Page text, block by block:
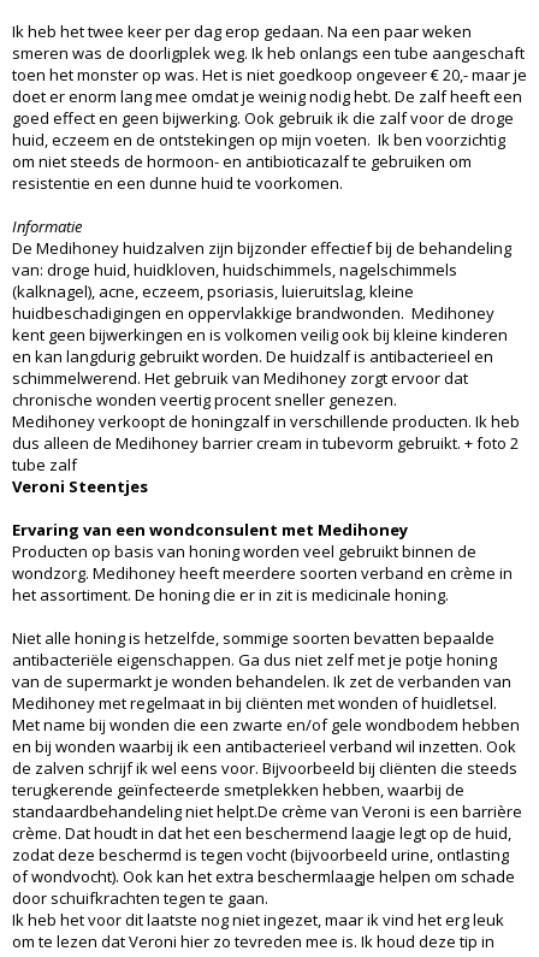
Ik heb het twee keer per dag erop gedaan. Na een paar weken
smeren was de doorligplek weg. Ik heb onlangs een tube aangeschaft
toen het monster op was. Het is niet goedkoop ongeveer € 20,- maar je
doet er enorm lang mee omdat je weinig nodig hebt. De zalf heeft een
goed effect en geen bijwerking. Ook gebruik ik die zalf voor de droge
huid, eczeem en de ontstekingen op mijn voeten. Ik ben voorzichtig
om niet steeds de hormoon- en antibioticazalf te gebruiken om
resistentie en een dunne huid te voorkomen.
Informatie
De Medihoney huidzalven zijn bijzonder effectief bij de behandeling
van: droge huid, huidkloven, huidschimmels, nagelschimmels
(kalknagel), acne, eczeem, psoriasis, luieruitslag, kleine
huidbeschadigingen en oppervlakkige brandwonden. Medihoney
kent geen bijwerkingen en is volkomen veilig ook bij kleine kinderen
en kan langdurig gebruikt worden. De huidzalf is antibacterieel en
schimmelwerend. Het gebruik van Medihoney zorgt ervoor dat
chronische wonden veertig procent sneller genezen.
Medihoney verkoopt de honingzalf in verschillende producten. Ik heb
dus alleen de Medihoney barrier cream in tubevorm gebruikt. + foto 2
tube zalf
Veroni Steentjes
Ervaring van een wondconsulent met Medihoney
Producten op basis van honing worden veel gebruikt binnen de
wondzorg. Medihoney heeft meerdere soorten verband en crème in
het assortiment. De honing die er in zit is medicinale honing.
Niet alle honing is hetzelfde, sommige soorten bevatten bepaalde
antibacteriële eigenschappen. Ga dus niet zelf met je potje honing
van de supermarkt je wonden behandelen. Ik zet de verbanden van
Medihoney met regelmaat in bij cliënten met wonden of huidletsel.
Met name bij wonden die een zwarte en/of gele wondbodem hebben
en bij wonden waarbij ik een antibacterieel verband wil inzetten. Ook
de zalven schrijf ik wel eens voor. Bijvoorbeeld bij cliënten die steeds
terugkerende geïnfecteerde smetplekken hebben, waarbij de
standaardbehandeling niet helpt.De crème van Veroni is een barrière
crème. Dat houdt in dat het een beschermend laagje legt op de huid,
zodat deze beschermd is tegen vocht (bijvoorbeeld urine, ontlasting
of wondvocht). Ook kan het extra beschermlaagje helpen om schade
door schuifkrachten tegen te gaan.
Ik heb het voor dit laatste nog niet ingezet, maar ik vind het erg leuk
om te lezen dat Veroni hier zo tevreden mee is. Ik houd deze tip in